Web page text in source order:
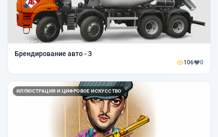
Брендирование авто - 3
106 0
ИЛЛЮСТРАЦИЯ И ЦИФРОВОЕ ИСКУССТВО